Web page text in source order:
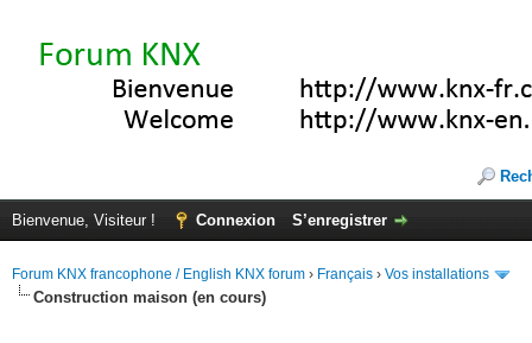
Bienvenue, Visiteur ! Connexion S’enregistrer
Forum KNX francophone / English KNX forum › Français › Vos installations
Construction maison (en cours)